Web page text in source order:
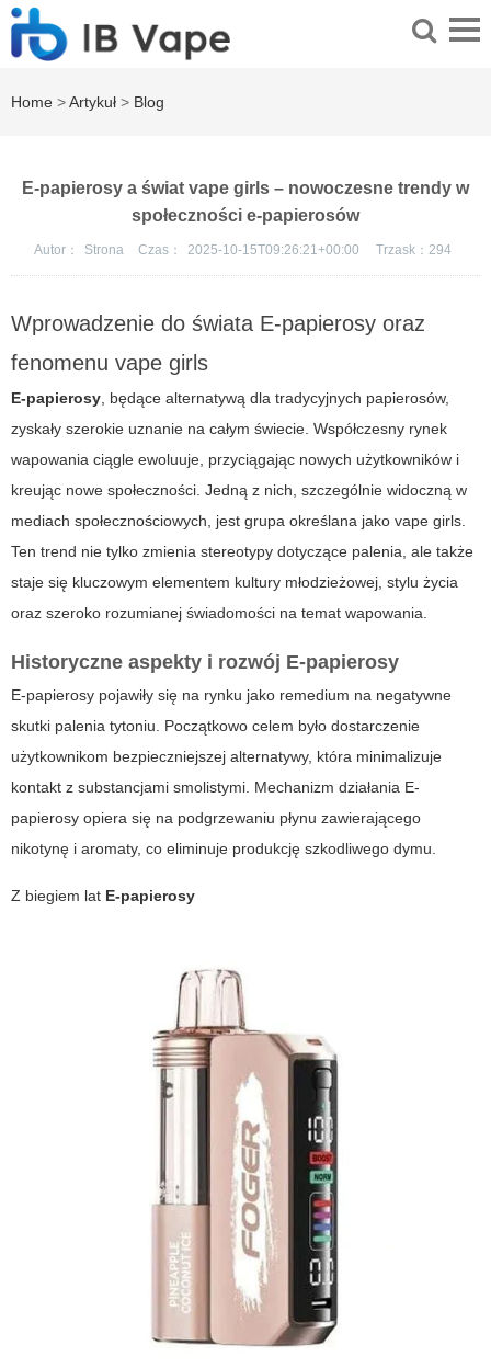
Home >Artykuł > Blog
E-papierosy a świat vape girls – nowoczesne trendy w
społeczności e-papierosów
Autor： Strona Czas： 2025-10-15T09:26:21+00:00 Trzask： 294
Wprowadzenie do świata E-papierosy oraz
fenomenu vape girls
E-papierosy, będące alternatywą dla tradycyjnych papierosów,
zyskały szerokie uznanie na całym świecie. Współczesny rynek
wapowania ciągle ewoluuje, przyciągając nowych użytkowników i
kreując nowe społeczności. Jedną z nich, szczególnie widoczną w
mediach społecznościowych, jest grupa określana jako vape girls.
Ten trend nie tylko zmienia stereotypy dotyczące palenia, ale także
staje się kluczowym elementem kultury młodzieżowej, stylu życia
oraz szeroko rozumianej świadomości na temat wapowania.
Historyczne aspekty i rozwój E-papierosy
E-papierosy pojawiły się na rynku jako remedium na negatywne
skutki palenia tytoniu. Początkowo celem było dostarczenie
użytkownikom bezpieczniejszej alternatywy, która minimalizuje
kontakt z substancjami smolistymi. Mechanizm działania E-
papierosy opiera się na podgrzewaniu płynu zawierającego
nikotynę i aromaty, co eliminuje produkcję szkodliwego dymu.
Z biegiem lat E-papierosy